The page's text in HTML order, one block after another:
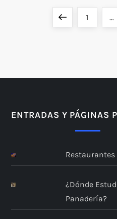
n
c
i
ó
PáginaPágina
1 …
ENTRADAS Y PÁGINAS
¿Dónde
Panadería?